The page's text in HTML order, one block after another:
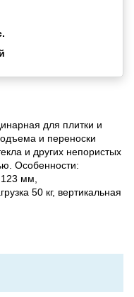
для плитки и
и переноски
и других непористых
Особенности:
мм,
50 кг, вертикальная